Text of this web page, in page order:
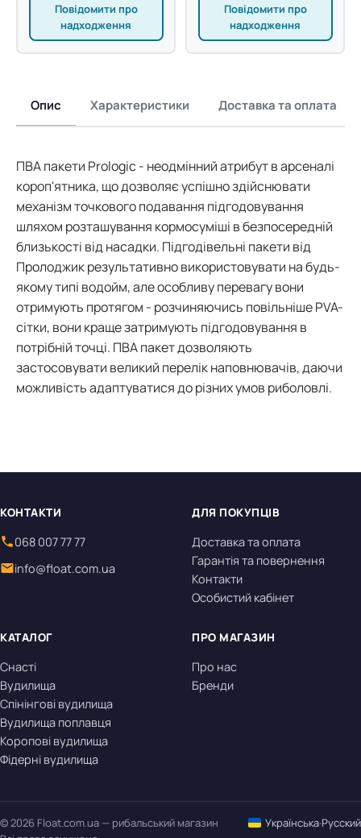
Повідомити про
надходження
Повідомити про
надходження
Опис Характеристики Доставка та оплата
ПВА пакети Prologic - неодмінний атрибут в арсеналі
короп'ятника, що дозволяє успішно здійснювати
механізм точкового подавання підгодовування
шляхом розташування кормосуміші в безпосередній
близькості від насадки. Підгодівельні пакети від
Пролоджик результативно використовувати на будь-
якому типі водойм, але особливу перевагу вони
отримують протягом - розчиняючись повільніше PVA-
сітки, вони краще затримують підгодовування в
потрібній точці. ПВА пакет дозволяють
застосовувати великий перелік наповнювачів, даючи
можливість адаптуватися до різних умов риболовлі.
КОНТАКТИ
068 007 77 77
info@float.com.ua
ДЛЯ ПОКУПЦІВ
Доставка та оплата
Гарантія та повернення
Контакти
Особистий кабінет
КАТАЛОГ
Снасті
Вудилища
Спінінгові вудилища
Вудилища поплавця
Коропові вудилища
Фідерні вудилища
ПРО МАГАЗИН
Про нас
Бренди
© 2026 Float.com.ua — рибальський магазин Українська·Русский